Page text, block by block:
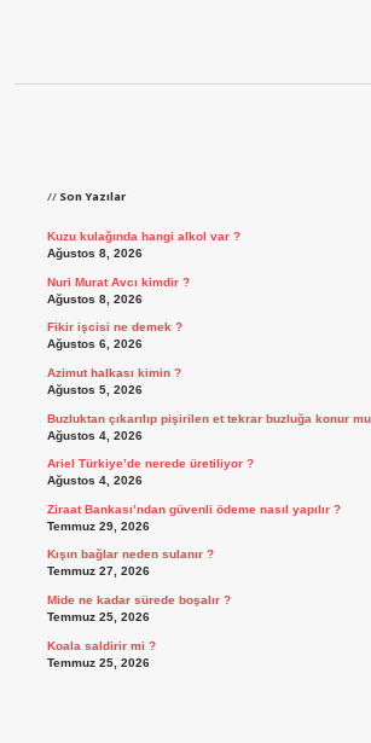
Son Yazılar
Kuzu kulağında hangi alkol var ?
Ağustos 8, 2026
Nuri Murat Avcı kimdir ?
Ağustos 8, 2026
Fikir işcisi ne demek ?
Ağustos 6, 2026
Azimut halkası kimin ?
Ağustos 5, 2026
Buzluktan çıkarılıp pişirilen et tekrar buzluğa konur
Ağustos 4, 2026
Ariel Türkiye’de nerede üretiliyor ?
Ağustos 4, 2026
Ziraat Bankası’ndan güvenli ödeme nasıl yapılır ?
Temmuz 29, 2026
Kışın bağlar neden sulanır ?
Temmuz 27, 2026
Mide ne kadar sürede boşalır ?
Temmuz 25, 2026
Koala saldirir mi ?
Temmuz 25, 2026